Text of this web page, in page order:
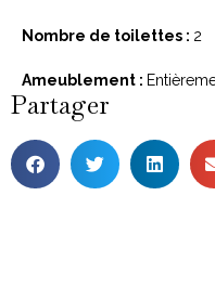
Nombre de toilettes : 2
Ameublement :
Partager